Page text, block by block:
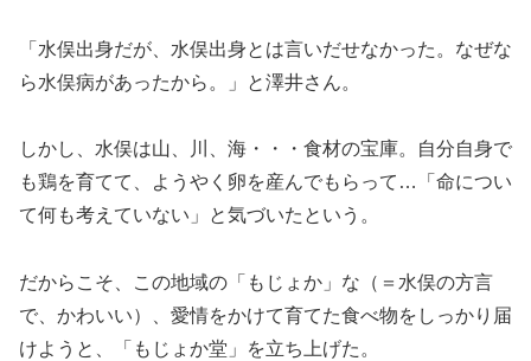
「水俣出身だが、水俣出身とは言いだせなかった。なぜな
ら水俣病があったから。」と澤井さん。
しかし、水俣は山、川、海・・・食材の宝庫。自分自身で
も鶏を育てて、ようやく卵を産んでもらって…「命につい
て何も考えていない」と気づいたという。
だからこそ、この地域の「もじょか」な（＝水俣の方言
で、かわいい）、愛情をかけて育てた食べ物をしっかり届
けようと、「もじょか堂」を立ち上げた。